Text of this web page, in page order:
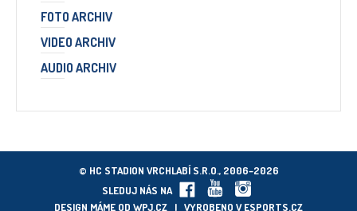
FOTO ARCHIV
VIDEO ARCHIV
AUDIO ARCHIV
© HC STADION VRCHLABÍ S.R.O., 2006–2026
SLEDUJ NÁS NA
DESIGN MÁME OD WPJ.CZ | VYROBENO VESPORTS.CZ